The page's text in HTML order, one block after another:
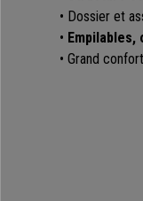
• Dossier et
• Empilables,
• Grand